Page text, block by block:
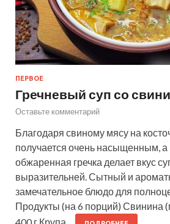
ПЕРВОЕ
Гречневый суп со
Оставьте комментарий
Благодаря свиному мясу на
получается очень насыщенным, а
обжаренная гречка делает вкус
выразительней. Сытный и
замечательное блюдо для
Продукты (на 6 порций) Свинина